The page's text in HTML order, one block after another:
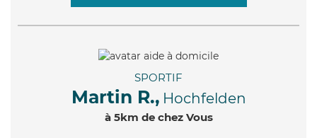
SPORTIF
Martin R., Hochfelden
à 5km de chez Vous